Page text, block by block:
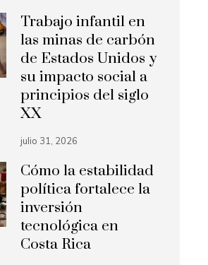
Trabajo infantil en
las minas de carbón
de Estados Unidos y
su impacto social a
principios del siglo
XX
julio 31, 2026
Cómo la estabilidad
política fortalece la
inversión
tecnológica en
Costa Rica